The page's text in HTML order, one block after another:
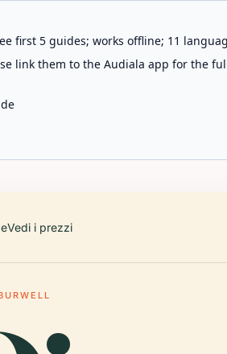
first 5 guides; works offline; 11
link them to the Audiala app for the
Vedi i prezzi